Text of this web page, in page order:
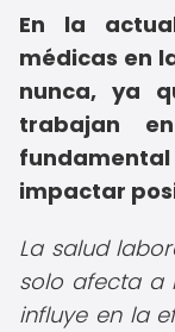
En la
médicas en
nunca, ya
trabajan
impactar
La salud
solo afecta a
influye en la